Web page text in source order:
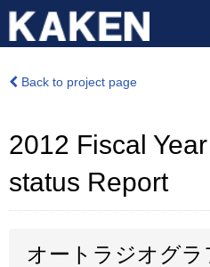
Back to project page
2012 Fiscal
status Report
オートラジオグラ